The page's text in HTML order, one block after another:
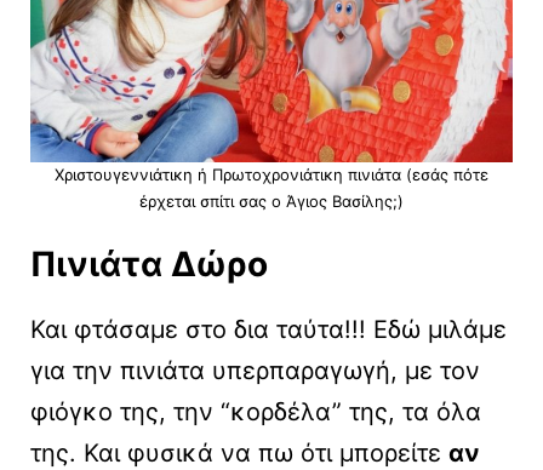
Χριστουγεννιάτικη ή Πρωτοχρονιάτικη πινιάτα (εσάς πότε
έρχεται σπίτι σας ο Άγιος Βασίλης;)
Πινιάτα Δώρο
Και φτάσαμε στο δια ταύτα!!! Εδώ μιλάμε
για την πινιάτα υπερπαραγωγή, με τον
φιόγκο της, την “κορδέλα” της, τα όλα
της. Και φυσικά να πω ότι μπορείτε αν